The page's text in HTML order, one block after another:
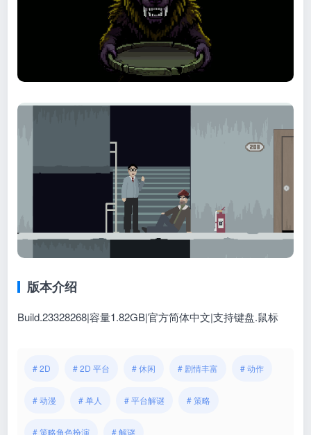
版本介绍
Build.23328268|容量1.82GB|官方简体中文|支持键盘.鼠标
# 2D # 2D 平台 # 休闲 # 剧情丰富 # 动作
# 动漫 # 单人 # 平台解谜 # 策略
# 策略角色扮演 # 解谜